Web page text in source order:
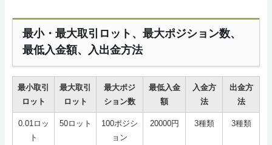
最小・最大取引ロット、最大ポジション数、
最低入金額、入出金方法
最小取引
ロット
最大取引
ロット
最大ポジ
ション数
最低入金
額
入金方
法
出金方
法
0.01ロッ
ト
50ロット
100ポジシ
ョン
20000円 3種類 3種類